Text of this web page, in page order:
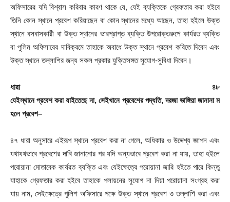
অফিসারের যদি বিশ্বাস করিবার কারণ থাকে যে, যেই ব্যক্তিকে গ্রেফতার করা হইবে
তিনি কোন স্থানে প্রবেশ করিয়াছেন বা কোন স্থানের মধ্যে আছেন, তাহা হইলে উক্ত
স্থানে বসবাসকারী বা উক্ত স্থানের ভারপ্রাপ্ত ব্যক্তি উপরোক্তরুপে কার্যরত ব্যক্তি
বা পুলিম অফিসারের দাবিক্রমে তাহাকে অবাধে উক্ত স্থানে প্রবেশ করিতে দিবেন এবং
উক্ত স্থানে তল্লাশির জন্য সকল প্রকার যুক্তিসঙ্গত সুযোগ-সুবিধা দিবেন।
ধারা
৪৮
যেইস্থানে প্রবেশ করা যাইতেছে না,সেইখানে প্রবেশের পদ্ধতি,দরজা ভাঙ্গিয়া জানানা ম
হলে প্রবেশ–
৪৭ ধারা অনুসারে এইরূপ স্থানে প্রবেশ করা না গেলে, অধিকার ও উদ্দেশ্য জ্ঞাপন এবং
যথাযথভাবে প্রবেশের দাবি জানানোর পর যদি অন্যভাবে প্রবেশ করা না যায়, তাহা হইলে
পরোয়ানা মোতাবেক কার্যরত ব্যক্তি এবং যেইক্ষেত্রে পরোয়ানা জারি হইতে পারে কিন্তু
যাহাকে গ্রেফতার করা হইবে তাহাকে পলায়নের সুযোগ না দিয়া পরোয়ানা সংগ্রহ করা
যায় নাম, সেইক্ষেত্রে পুলিশ অফিসারে পক্ষে উক্ত স্থানে প্রবেশ ও তল্লাশি করা এবং